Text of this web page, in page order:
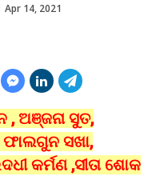
Apr 14, 2021
, ଅଞ୍ଜନା ସୁତ,
ଫାଲଗୁନ ସଖା,
କର୍ମଣ ,ସୀତା ଶୋକ